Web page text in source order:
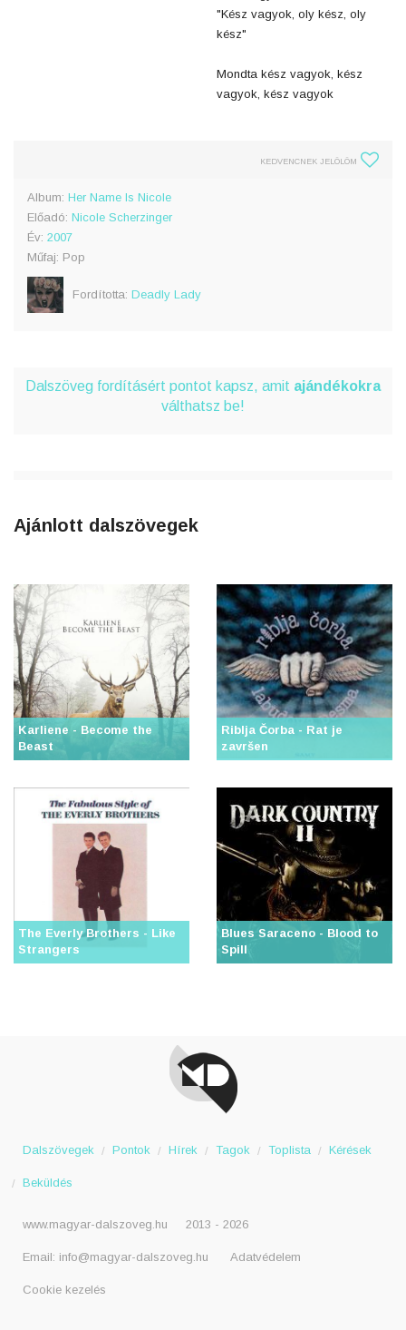
"Kész vagyok, oly kész, oly
kész"
Mondta kész vagyok, kész
vagyok, kész vagyok
KEDVENCNEK JELÖLÖM
Album: Her Name Is Nicole
Előadó: Nicole Scherzinger
Év: 2007
Műfaj: Pop
Fordította: Deadly Lady
Dalszöveg fordításért pontot kapsz, amit ajándékokra
válthatsz be!
Ajánlott dalszövegek
Karliene - Become the
Beast
Riblja Čorba - Rat je
završen
The Everly Brothers - Like
Strangers
Blues Saraceno - Blood to
Spill
Dalszövegek Pontok Hírek Tagok Toplista Kérések
Beküldés
www.magyar-dalszoveg.hu 2013 - 2026
Email: info@magyar-dalszoveg.hu Adatvédelem
Cookie kezelés